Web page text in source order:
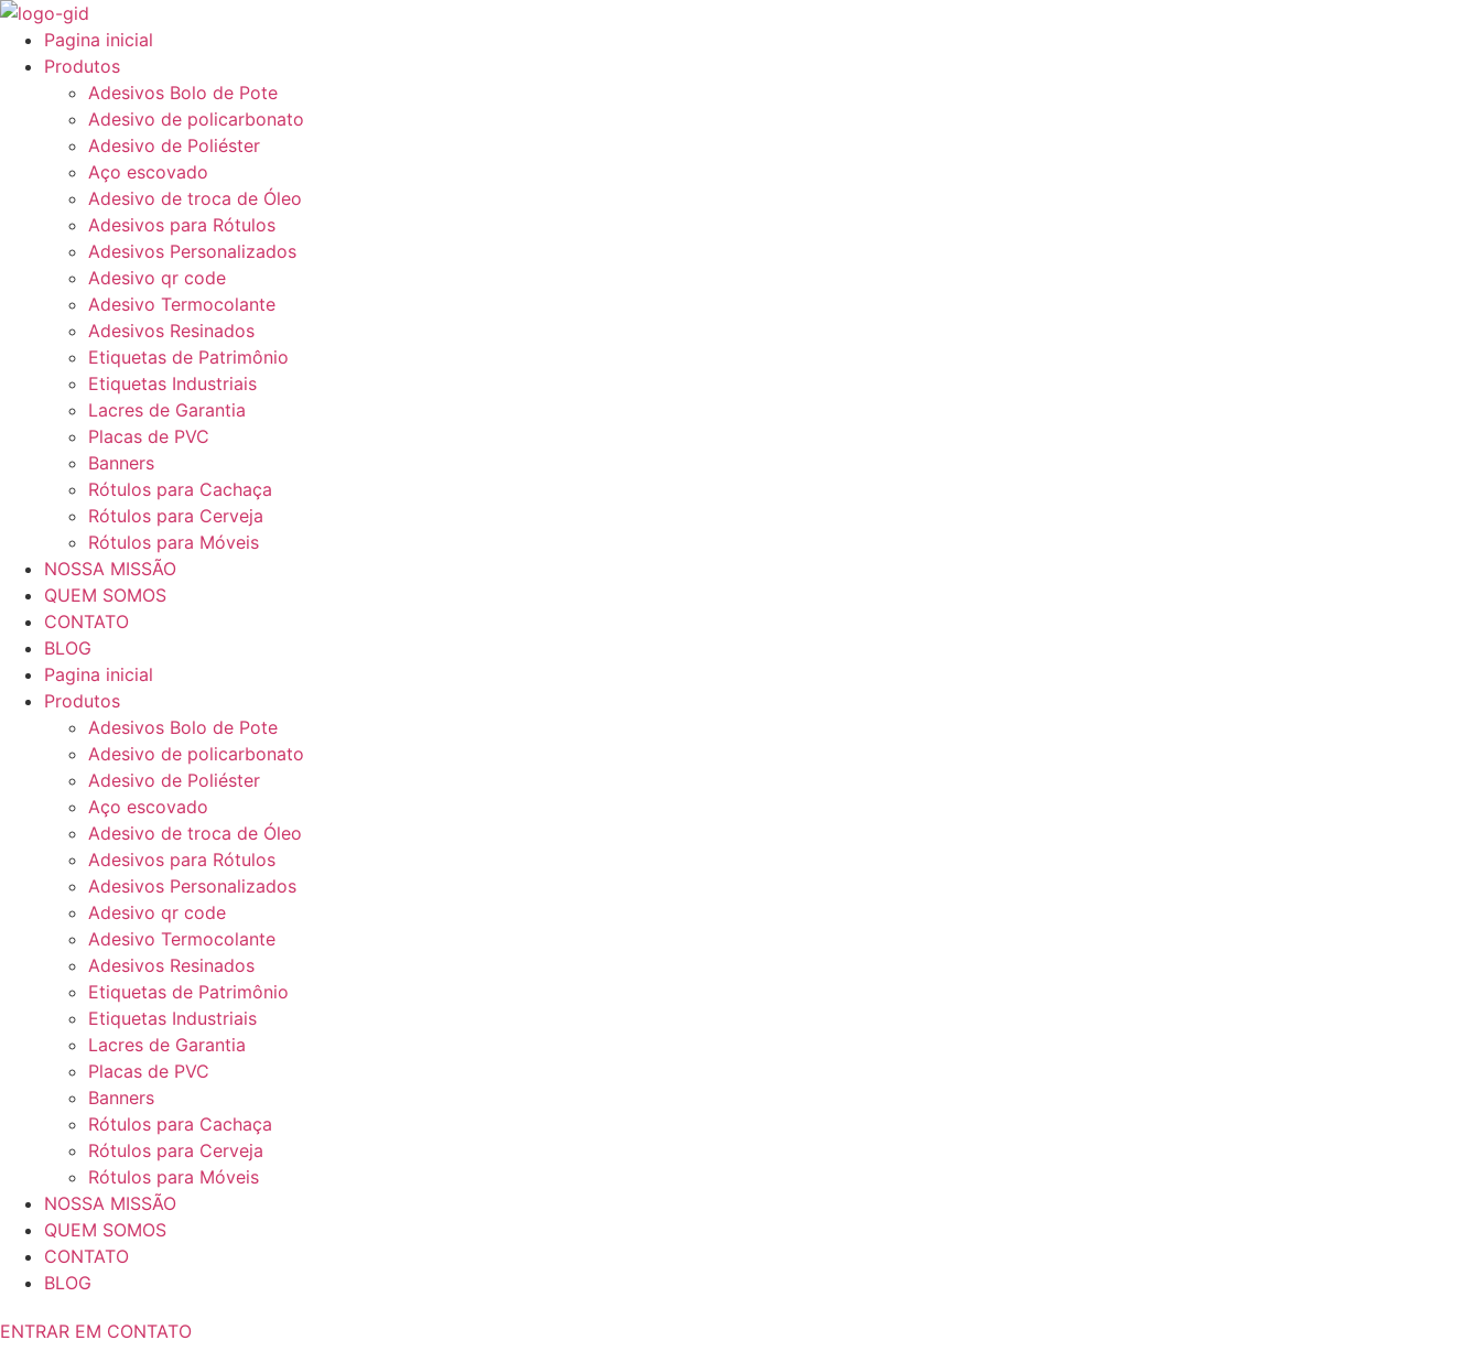
Ir
para
conteúdo
Pagina inicial
Produtos
Adesivos Bolo de Pote
Adesivo de policarbonato
Adesivo de Poliéster
Aço escovado
Adesivo de troca de Óleo
Adesivos para Rótulos
Adesivos Personalizados
Adesivo qr code
Adesivo Termocolante
Adesivos Resinados
Etiquetas de Patrimônio
Etiquetas Industriais
Lacres de Garantia
Placas de PVC
Banners
Rótulos para Cachaça
Rótulos para Cerveja
Rótulos para Móveis
NOSSA MISSÃO
QUEM SOMOS
CONTATO
BLOG
Pagina inicial
Produtos
Adesivos Bolo de Pote
Adesivo de policarbonato
Adesivo de Poliéster
Aço escovado
Adesivo de troca de Óleo
Adesivos para Rótulos
Adesivos Personalizados
Adesivo qr code
Adesivo Termocolante
Adesivos Resinados
Etiquetas de Patrimônio
Etiquetas Industriais
Lacres de Garantia
Placas de PVC
Banners
Rótulos para Cachaça
Rótulos para Cerveja
Rótulos para Móveis
NOSSA MISSÃO
QUEM SOMOS
CONTATO
BLOG
ENTRAR EM CONTATO